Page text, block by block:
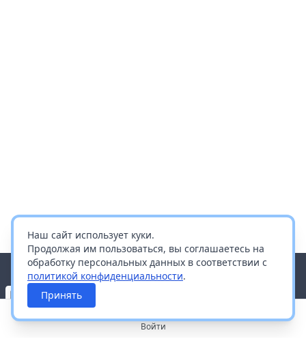
Наш сайт использует куки.
Продолжая им пользоваться, вы соглашаетесь на
обработку персональных данных в соответствии с
политикой конфиденциальности.
Принять
Войти